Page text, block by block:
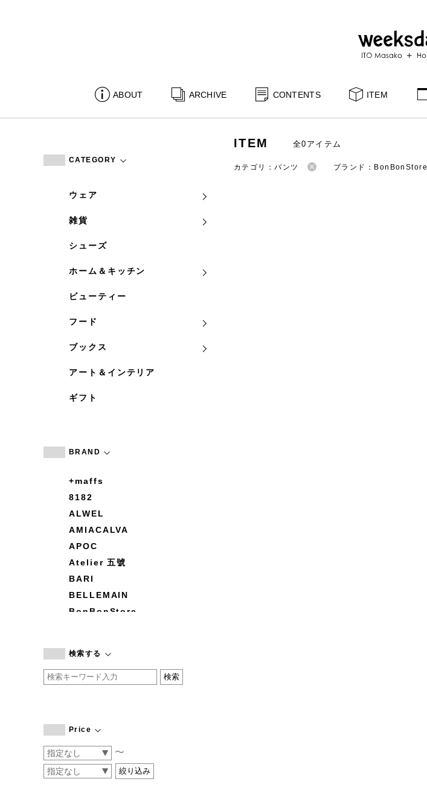
ABOUT ARCHIVE CONTENTS ITEM
CATEGORY
ウェア
雑貨
シューズ
ホーム＆キッチン
ビューティー
フード
ブックス
アート＆インテリア
ギフト
BRAND
+maffs
8182
ALWEL
AMIACALVA
APOC
Atelier 五號
BARI
BELLEMAIN
BonBonStore
by basics
CATWORTH
COGTHEBIGSMOKE
CONVERSE
DEAN & DELUCA
検索する
Price
〜
ITEM 全0アイテム
カテゴリ：パンツ ブランド：BonBonStore